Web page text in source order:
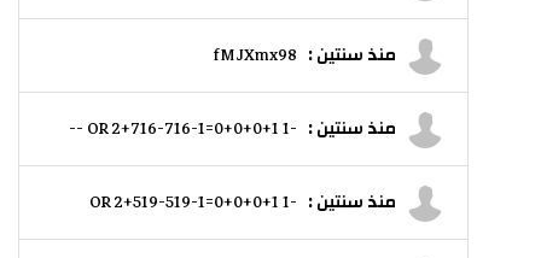
منذ سنتين : fMJXmx98
منذ سنتين : -1 OR 2+716-716-1=0+0+0+1 --
منذ سنتين : -1 OR 2+519-519-1=0+0+0+1